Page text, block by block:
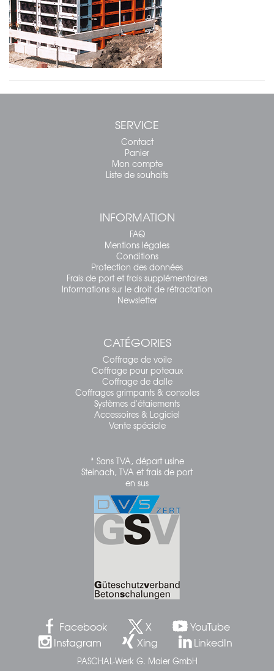
SERVICE
Contact
Panier
Mon compte
Liste de souhaits
INFORMATION
FAQ
Mentions légales
Conditions
Protection des données
Frais de port et frais supplémentaires
Informations sur le droit de rétractation
Newsletter
CATÉGORIES
Coffrage de voile
Coffrage pour poteaux
Coffrage de dalle
Coffrages grimpants & consoles
Systèmes d'étaiements
Accessoires & Logiciel
Vente spéciale
* Sans TVA, départ usine
Steinach, TVA et frais de port
en sus
Facebook X
YouTube
Instagram
Xing LinkedIn
PASCHAL-Werk G. Maier GmbH